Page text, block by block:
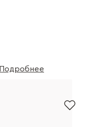
Подробнее